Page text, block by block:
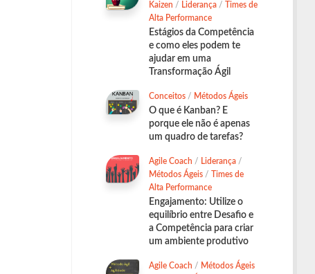
Kaizen / Liderança / Times de
Alta Performance
Estágios da Competência
e como eles podem te
ajudar em uma
Transformação Ágil
Conceitos / Métodos Ágeis
O que é Kanban? E
porque ele não é apenas
um quadro de tarefas?
Agile Coach / Liderança /
Métodos Ágeis / Times de
Alta Performance
Engajamento: Utilize o
equilíbrio entre Desafio e
a Competência para criar
um ambiente produtivo
Agile Coach / Métodos Ágeis